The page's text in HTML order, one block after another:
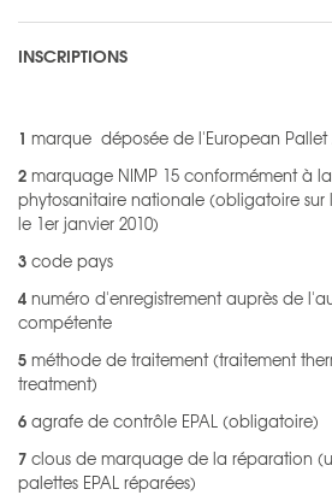
INSCRIPTIONS
1 marque déposée de l'European Pallet
2 marquage NIMP 15 conformément à
phytosanitaire nationale (obligatoire sur
le 1er janvier 2010)
3 code pays
4 numéro d'enregistrement auprès de
compétente
5 méthode de traitement (traitement
treatment)
6 agrafe de contrôle EPAL (obligatoire)
7 clous de marquage de la réparation
palettes EPAL réparées)